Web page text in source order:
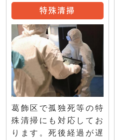
特殊清掃
葛飾区で孤独死等の特
殊清掃にも対応してお
ります。死後経過が遅